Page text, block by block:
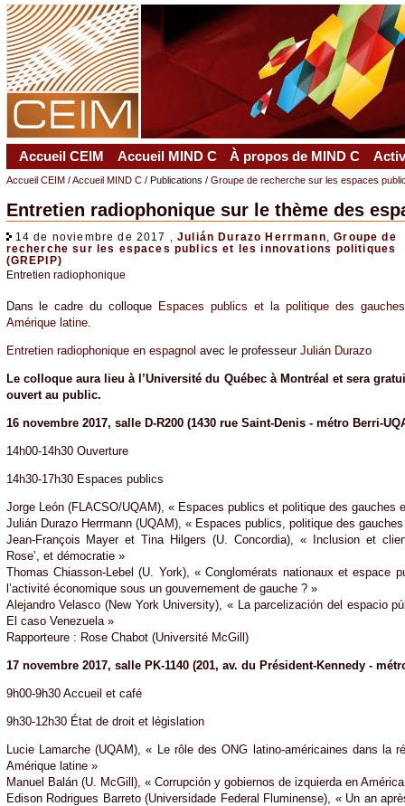
Accueil CEIM Accueil MIND C À propos de MIND C
Accueil CEIM/Accueil MIND C/ Publications / Groupe de recherche sur les espaces
Entretien radiophonique sur le thème des
14 de noviembre de 2017 ,Julián Durazo Herrmann ,Groupe de
recherche sur les espaces publics et les innovations politiques
(GREPIP)
Entretien radiophonique
Dans le cadre du colloque Espaces publics et la politique des
Amérique latine.
Entretien radiophonique en espagnol avec le professeur Julián Durazo
Le colloque aura lieu à l’Université du Québec à Montréal et sera
ouvert au public.
16 novembre 2017, salle D-R200 (1430 rue Saint-Denis - métro Berri-
14h00-14h30 Ouverture
14h30-17h30 Espaces publics
Jorge León (FLACSO/UQAM), « Espaces publics et politique des gauches
Julián Durazo Herrmann (UQAM), « Espaces publics, politique des
Jean-François Mayer et Tina Hilgers (U. Concordia), « Inclusion et
Rose’, et démocratie »
Thomas Chiasson-Lebel (U. York), « Conglomérats nationaux et espace
l’activité économique sous un gouvernement de gauche ? »
Alejandro Velasco (New York University), « La parcelización del espacio
El caso Venezuela »
Rapporteure : Rose Chabot (Université McGill)
17 novembre 2017, salle PK-1140 (201, av. du Président-Kennedy -
9h00-9h30 Accueil et café
9h30-12h30 État de droit et législation
Lucie Lamarche (UQAM), « Le rôle des ONG latino-américaines dans la
Amérique latine »
Manuel Balán (U. McGill), « Corrupción y gobiernos de izquierda en
Edison Rodrigues Barreto (Universidade Federal Fluminense), « Un an